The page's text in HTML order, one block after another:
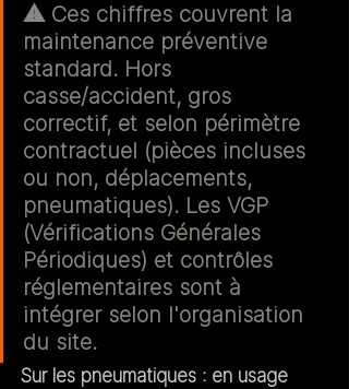
⚠️ Ces chiffres couvrent la
maintenance préventive
standard. Hors
casse/accident, gros
correctif, et selon périmètre
contractuel (pièces incluses
ou non, déplacements,
pneumatiques). Les VGP
(Vérifications Générales
Périodiques) et contrôles
réglementaires sont à
intégrer selon l'organisation
du site.
Sur les pneumatiques : en usage